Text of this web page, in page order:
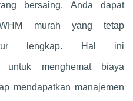
bersaing, Anda dapat
murah yang tetap
fitur lengkap. Hal ini
untuk menghemat biaya
mendapatkan manajemen